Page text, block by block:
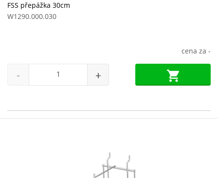
FSS přepážka 30cm
W1290.000.030
cena za -
- +